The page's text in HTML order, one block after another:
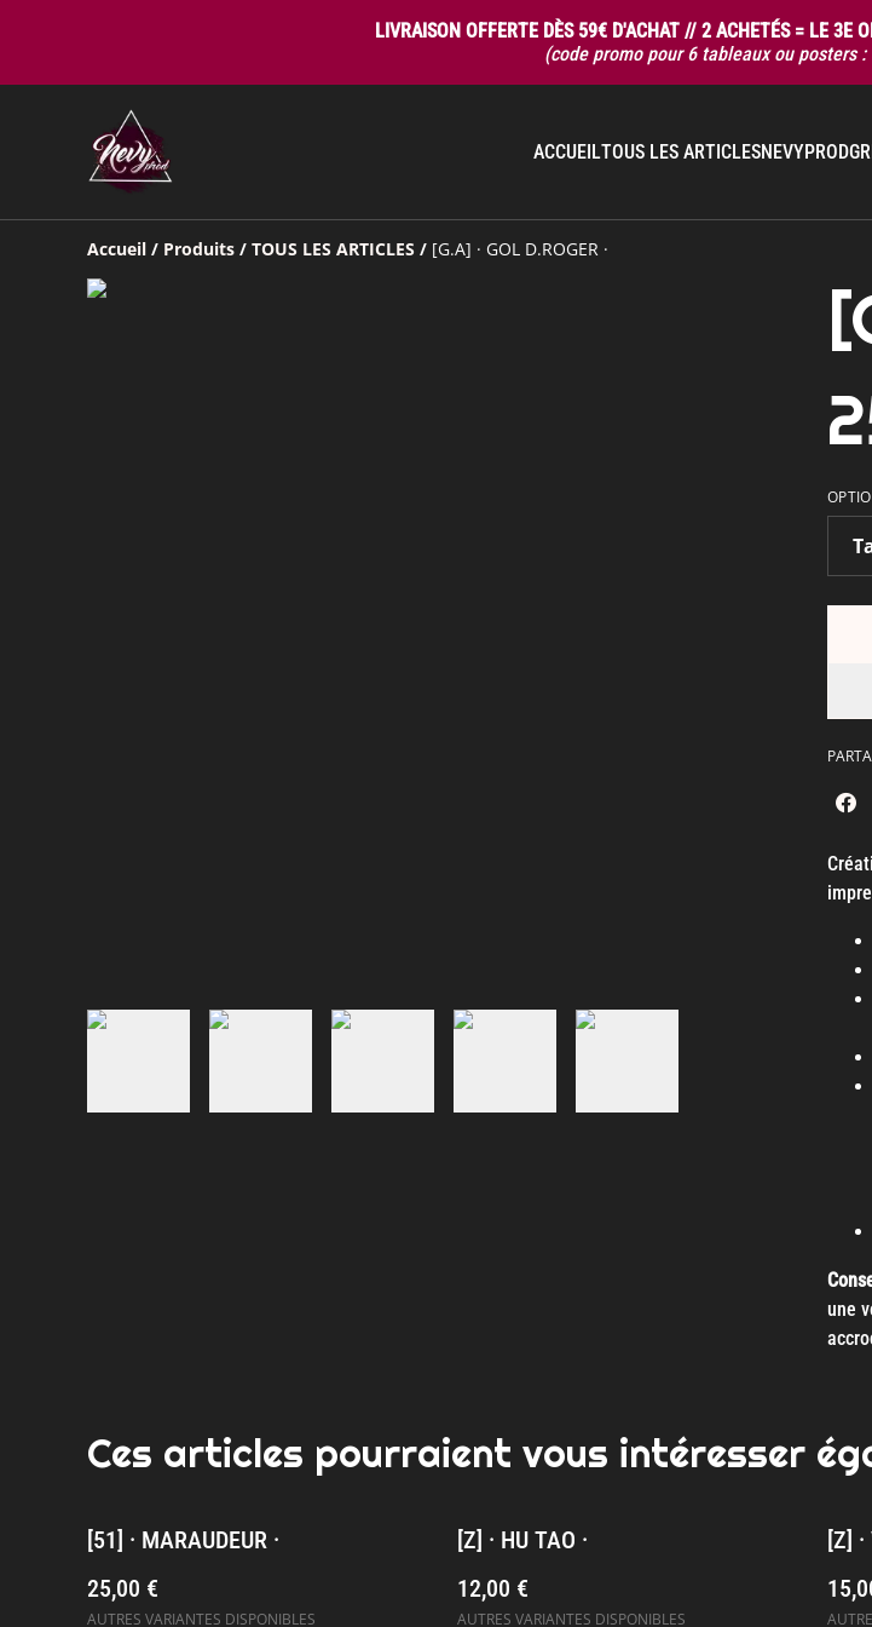
LIVRAISON OFFERTE DÈS 59€ D'ACHAT // 2 ACHETÉS = LE 3E
(code promo pour 6 tableaux ou posters :
ACCUEILTOUS LES ARTICLESNEVYPROD
Accueil / Produits / TOUS LES ARTICLES / [G.A] · GOL D.ROGER ·
une
Ces articles pourraient vous intéresser
[51] · MARAUDEUR ·
25,00 €
AUTRES VARIANTES DISPONIBLES
[Z] · HU TAO ·
12,00 €
AUTRES VARIANTES DISPONIBLES
[Z]